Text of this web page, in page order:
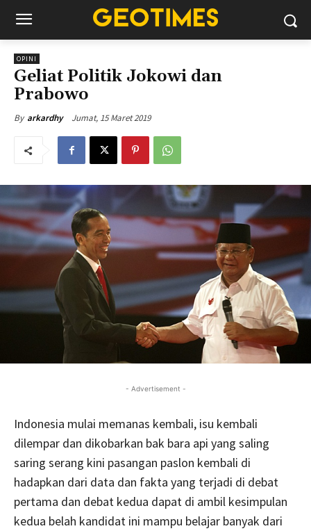
OPINI
Geliat Politik Jokowi dan
Prabowo
By arkardhy Jumat, 15 Maret 2019
- Advertisement -
Indonesia mulai memanas kembali, isu kembali
dilempar dan dikobarkan bak bara api yang saling
saring serang kini pasangan paslon kembali di
hadapkan dari data dan fakta yang terjadi di debat
pertama dan debat kedua dapat di ambil kesimpulan
kedua belah kandidat ini mampu belajar banyak dari